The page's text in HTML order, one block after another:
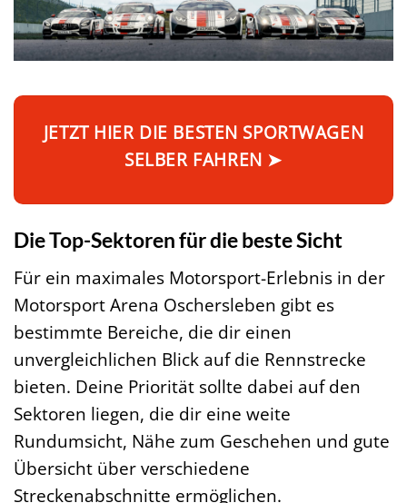
JETZT HIER DIE BESTEN SPORTWAGEN
SELBER FAHREN ➤
Die Top-Sektoren für die beste Sicht
Für ein maximales Motorsport-Erlebnis in der
Motorsport Arena Oschersleben gibt es
bestimmte Bereiche, die dir einen
unvergleichlichen Blick auf die Rennstrecke
bieten. Deine Priorität sollte dabei auf den
Sektoren liegen, die dir eine weite
Rundumsicht, Nähe zum Geschehen und gute
Übersicht über verschiedene
Streckenabschnitte ermöglichen.